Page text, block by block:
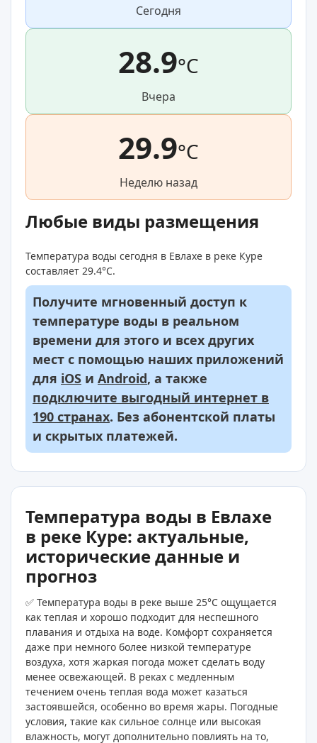
Сегодня
28.9°C
Вчера
29.9°C
Неделю назад
Любые виды размещения
Температура воды сегодня в Евлахе в реке Куре
составляет 29.4°C.
Получите мгновенный доступ к
температуре воды в реальном
времени для этого и всех других
мест с помощью наших приложений
для iOS и Android, а также
подключите выгодный интернет в
190 странах. Без абонентской платы
и скрытых платежей.
Температура воды в Евлахе
в реке Куре: актуальные,
исторические данные и
прогноз
✅ Температура воды в реке выше 25°C ощущается
как теплая и хорошо подходит для неспешного
плавания и отдыха на воде. Комфорт сохраняется
даже при немного более низкой температуре
воздуха, хотя жаркая погода может сделать воду
менее освежающей. В реках с медленным
течением очень теплая вода может казаться
застоявшейся, особенно во время жары. Погодные
условия, такие как сильное солнце или высокая
влажность, могут дополнительно повлиять на то,